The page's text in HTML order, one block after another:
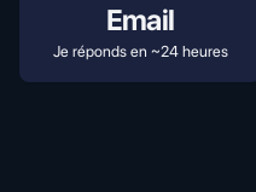
Email
Je réponds en ~24 heures